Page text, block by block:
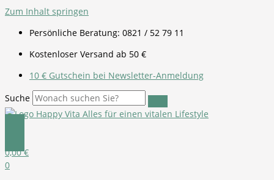
Zum Inhalt springen
Persönliche Beratung: 0821 / 52 79 11
Kostenloser Versand ab 50 €
10 € Gutschein bei Newsletter-Anmeldung
Suche
0,00€
0